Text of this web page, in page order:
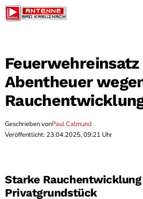
Feuerwehreinsatz
Abentheuer
Geschrieben vonPaul Calmund
Veröffentlicht: 23.04.2025, 09:21 Uhr
Starke
Privatgrundstück